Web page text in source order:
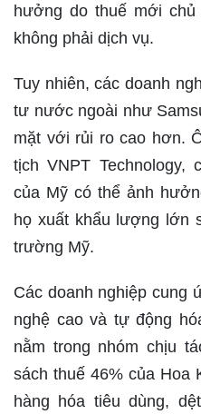
hưởng do thuế mới chủ
không phải dịch vụ.
Tuy nhiên, các doanh
tư nước ngoài như
mặt với rủi ro cao hơn.
tịch VNPT Technology,
của Mỹ có thể ảnh
họ xuất khẩu lượng lớn
trường Mỹ.
Các doanh nghiệp cung
nghệ cao và tự động
nằm trong nhóm chịu
sách thuế 46% của Hoa
hàng hóa tiêu dùng,